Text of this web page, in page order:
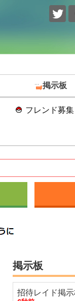
掲示板
フレンド募集
掲示板
招待レイド掲示